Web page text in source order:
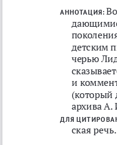
АННОТАЦИЯ :
детским
черью
и
(который
архива А.
ДЛЯ
ская речь